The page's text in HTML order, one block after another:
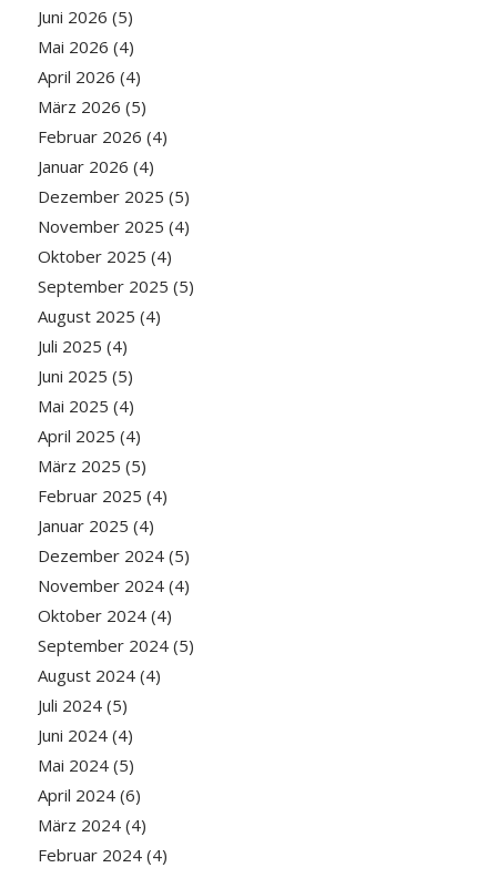
Juni 2026 (5)
Mai 2026 (4)
April 2026 (4)
März 2026 (5)
Februar 2026 (4)
Januar 2026 (4)
Dezember 2025 (5)
November 2025 (4)
Oktober 2025 (4)
September 2025 (5)
August 2025 (4)
Juli 2025 (4)
Juni 2025 (5)
Mai 2025 (4)
April 2025 (4)
März 2025 (5)
Februar 2025 (4)
Januar 2025 (4)
Dezember 2024(5)
November 2024(4)
Oktober 2024(4)
September 2024(5)
August 2024(4)
Juli 2024(5)
Juni 2024(4)
Mai 2024(5)
April 2024(6)
März 2024(4)
Februar 2024(4)